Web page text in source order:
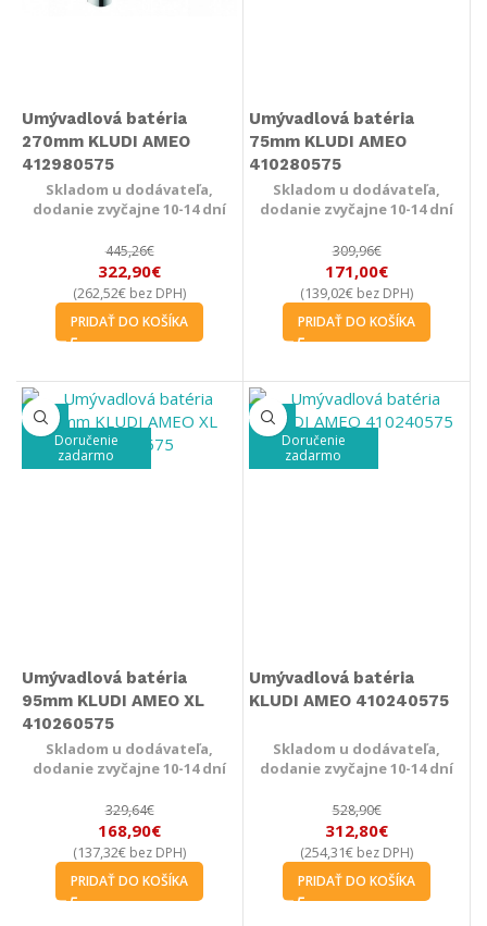
Umývadlová batéria
270mm KLUDI AMEO
412980575
Skladom u dodávateľa,
dodanie zvyčajne 10-14 dní
445,26€
322,90€
(262,52€ bez DPH)
PRIDAŤ DO KOŠÍKA
Umývadlová batéria
75mm KLUDI AMEO
410280575
Skladom u dodávateľa,
dodanie zvyčajne 10-14 dní
309,96€
171,00€
(139,02€ bez DPH)
PRIDAŤ DO KOŠÍKA
-49%
Doručenie
zadarmo
Umývadlová batéria
95mm KLUDI AMEO XL
410260575
Skladom u dodávateľa,
dodanie zvyčajne 10-14 dní
329,64€
168,90€
(137,32€ bez DPH)
PRIDAŤ DO KOŠÍKA
-41%
Doručenie
zadarmo
Umývadlová batéria
KLUDI AMEO 410240575
Skladom u dodávateľa,
dodanie zvyčajne 10-14 dní
528,90€
312,80€
(254,31€ bez DPH)
PRIDAŤ DO KOŠÍKA